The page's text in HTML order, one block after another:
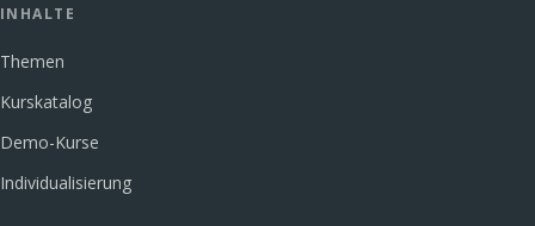
INHALTE
Themen
Kurskatalog
Demo-Kurse
Individualisierung